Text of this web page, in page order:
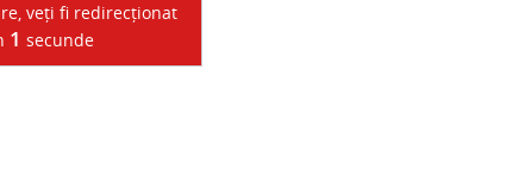
veți fi redirecționat
1 secunde